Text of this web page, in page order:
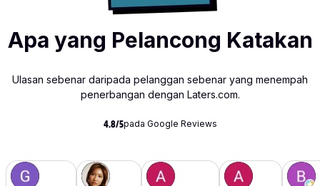
Apa yang Pelancong Katakan
Ulasan sebenar daripada pelanggan sebenar yang menempah
penerbangan dengan Laters.com.
4.8/5pada Google Reviews